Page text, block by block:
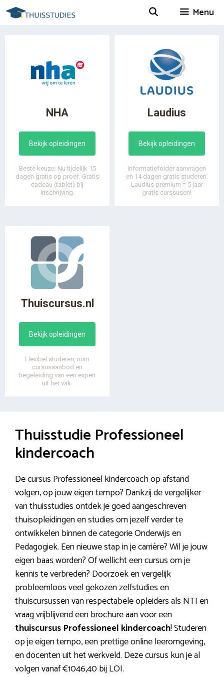
Spring
naar
Menu
NHA
Bekijk opleidingen
Beste keuze: Nu tijdelijk 15
dagen gratis op proef. Gratis
cadeau (tablet) bij
inschrijving.
Laudius
Bekijk opleidingen
Informatiefolder aanvragen
en 14 dagen gratis studeren.
Laudius premium = 5 jaar
gratis curssusen!
Thuiscursus.nl
Bekijk opleidingen
Flexibel studeren, ruim
cursusaanbod en
begeleiding van een expert
uit het vak.
Thuisstudie Professioneel
kindercoach
De cursus Professioneel kindercoach op afstand
volgen, op jouw eigen tempo? Dankzij de vergelijker
van thuisstudies ontdek je goed aangeschreven
thuisopleidingen en studies om jezelf verder te
ontwikkelen binnen de categorie Onderwijs en
Pedagogiek. Een nieuwe stap in je carrière? Wil je jouw
eigen baas worden? Of wellicht een cursus om je
kennis te verbreden? Doorzoek en vergelijk
probleemloos veel gekozen zelfstudies en
thuiscursussen van respectabele opleiders als NTI en
vraag vrijblijvend een brochure aan voor een
thuiscursus Professioneel kindercoach! Studeren
op je eigen tempo, een prettige online leeromgeving,
en docenten uit het werkveld. Deze cursus kun je al
volgen vanaf €1046,40 bij LOI.